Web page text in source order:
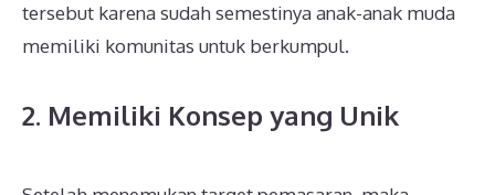
tersebut karena sudah semestinya anak-anak muda
memiliki komunitas untuk berkumpul.
2. Memiliki Konsep yang Unik